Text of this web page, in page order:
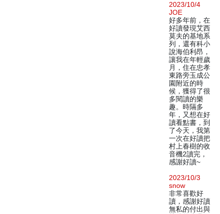
2023/10/4
JOE
好多年前，在
好讀發現艾西
莫夫的基地系
列，還有科小
說海伯利昂，
讓我在年輕歲
月，住在忠孝
東路旁玉成公
園附近的時
候，獲得了很
多閱讀的樂
趣。時隔多
年，又想在好
讀看點書，到
了今天，我第
一次在好讀把
村上春樹的收
音機2讀完，
感謝好讀~
2023/10/3
snow
非常喜歡好
讀，感謝好讀
無私的付出與